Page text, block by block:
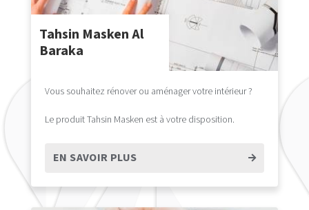
Tahsin Masken Al
Baraka
Vous souhaitez rénover ou aménager votre intérieur ?
Le produit Tahsin Masken est à votre disposition.
EN SAVOIR PLUS